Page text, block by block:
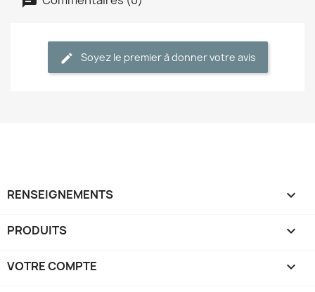
Soyez le premier à donner votre avis
RENSEIGNEMENTS 
PRODUITS 
VOTRE COMPTE 